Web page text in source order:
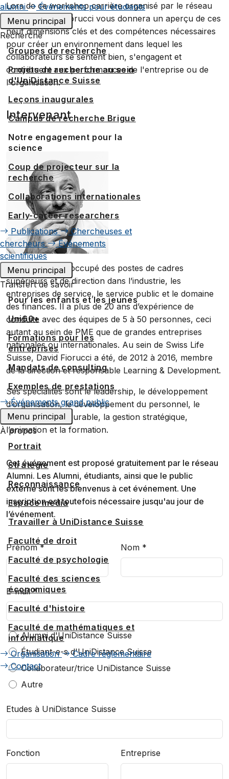
alumni
Événements pour étudiants
Menu principal
Recherche
Groupes de recherche
Projets de recherche au sein
d'UniDistance Suisse
Leçons inaugurales
Campus de recherche Brigue
Notre engagement pour la
science
Coup de projecteur sur la
recherche
Collaborations internationales
Early-career researchers
Publications
Chercheuses et
chercheurs
Événements
scientifiques
Menu principal
Transfert de savoir
Pour les enfants et les jeunes
Uni60+
Formations pour les
entreprises
Mandats de consulting
Exemples de prestations
Événements grand public
Menu principal
À propos
Portrait
Stratégie
Reconnaissance
Espace media
Travailler à UniDistance Suisse
Faculté de droit
Faculté de psychologie
Faculté des sciences
économiques
Faculté d'histoire
Faculté de mathématiques et
informatique
Organisation
Cadre réglementaire
Contact
Lors de ce workshop carrière organisé par le réseau
Alumni, David Fiorucci vous donnera un aperçu de ces
neuf dimensions clés et des compétences nécessaires
pour créer un environnement dans lequel les
collaborateurs se sentent bien, s'engagent et
contribuent aux performances de l'entreprise ou de
l'organisation.
Intervenant
David Fioruccia occupé des postes de cadres
supérieurs et de direction dans l’industrie, les
entreprises de service, le service public et le domaine
des finances. Il a plus de 20 ans d’expérience de
conduite avec des équipes de 5 à 50 personnes, ceci
autant au sein de PME que de grandes entreprises
nationales ou internationales. Au sein de Swiss Life
Suisse, David Fiorucci a été, de 2012 à 2016, membre
de la direction et responsable Learning & Development.
Ses spécialités sont le leadership, le développement
d’organisation, le développement du personnel, le
développement durable, la gestion stratégique,
l’animation et la formation.
Cet événement est proposé gratuitement par le réseau
Alumni. Les Alumni, étudiants, ainsi que le public
externe sont les bienvenus à cet événement. Une
inscription est toutefois nécessaire jusqu'au jour de
l’événement.
Prénom* Nom *
E-mail*
Je suis...*
Alumni d'UniDistance Suisse
Étudiant-e-s d'UniDistance Suisse
Collaborateur/trice UniDistance Suisse
Autre
Etudes à UniDistance Suisse
Fonction Entreprise